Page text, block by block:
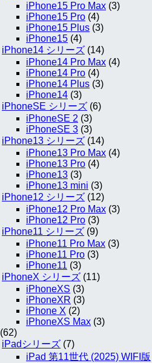
iPhone15 Pro Max (3)
iPhone15 Pro (4)
iPhone15 Plus (3)
iPhone15 (4)
iPhone14 シリーズ (14)
iPhone14 Pro Max (4)
iPhone14 Pro (4)
iPhone14 Plus (3)
iPhone14 (3)
iPhoneSE シリーズ (6)
iPhoneSE 2 (3)
iPhoneSE 3 (3)
iPhone13 シリーズ (14)
iPhone13 Pro Max (4)
iPhone13 Pro (4)
iPhone13 (3)
iPhone13 mini (3)
iPhone12 シリーズ (12)
iPhone12 Pro Max (3)
iPhone12 Pro (3)
iPhone11 シリーズ (9)
iPhone11 Pro Max (3)
iPhone11 Pro (3)
iPhone11 (3)
iPhoneX シリーズ (11)
iPhoneXS (3)
iPhoneXR (3)
iPhone X (2)
iPhoneXS Max (3)
(62)
iPadシリーズ (7)
iPad 第11世代 (2025) WIFI版